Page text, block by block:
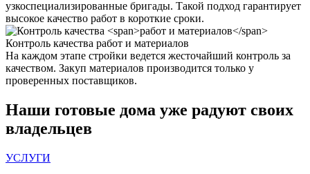
узкоспециализированные бригады. Такой подход гарантирует
высокое качество работ в короткие сроки.
Контроль качества работ и материалов
На каждом этапе стройки ведется жесточайший контроль за
качеством. Закуп материалов производится только у
проверенных поставщиков.
Наши готовые дома уже радуют своих
владельцев
УСЛУГИ